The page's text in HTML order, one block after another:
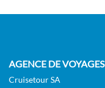
AGENCE DE VOYAGES
Cruisetour SA